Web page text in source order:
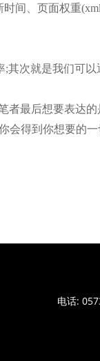
间、页面权重
次就是我们可以
者最后想要表达
会得到你想要的一
电话: